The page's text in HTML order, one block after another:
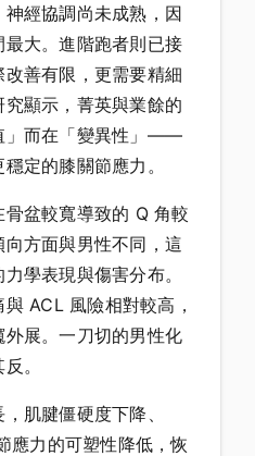
經協調尚未成熟，因
大。進階跑者則已接
善有限，更需要精細
顯示，菁英與業餘的
」而在「變異性」——
定的膝關節應力。
骨盆較寬導致的 Q 角較
方面與男性不同，這
學表現與傷害分布。
ACL 風險相對較高，
展。一刀切的男性化
。
，肌腱僵硬度下降、
應力的可塑性降低，恢